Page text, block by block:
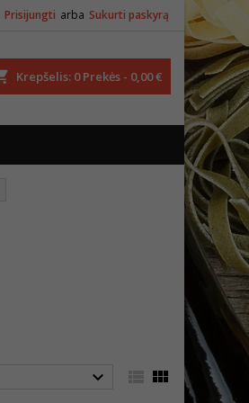
Prisijungti arba Sukurti paskyrą
Krepšelis 0 Prekės - 0,00 €
 